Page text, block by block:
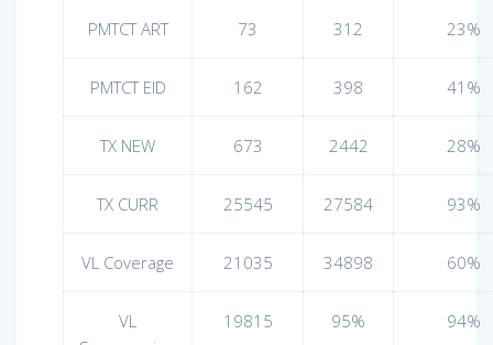
PMTCT ART 73 312 23%
PMTCT EID 162 398 41%
TX NEW 673 2442 28%
TX CURR 25545 27584 93%
VL Coverage 21035 34898 60%
VL
19815 95% 94%